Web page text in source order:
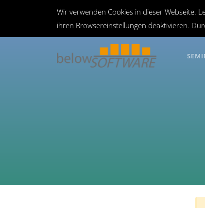
Wir verwenden Cookies in dieser Webseite.
ihren Browsereinstellungen deaktivieren.